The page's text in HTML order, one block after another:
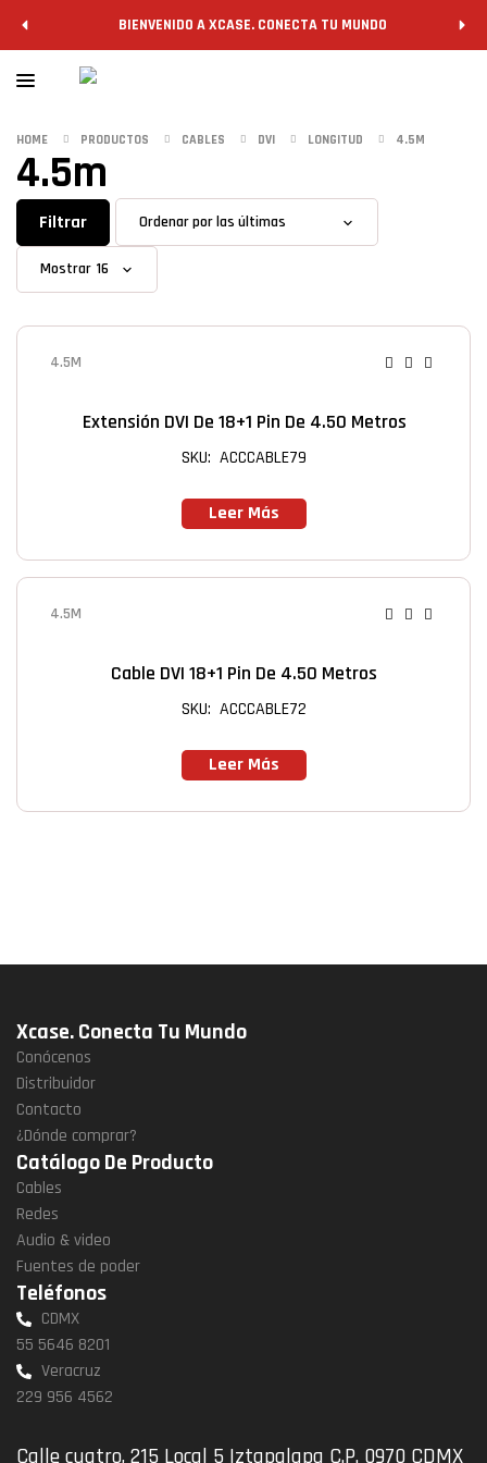
BIENVENIDO A XCASE. CONECTA TU MUNDO
HOME PRODUCTOS CABLES DVI LONGITUD 4.5M
4.5m
Filtrar
Mostrar
4.5M
Extensión DVI De 18+1 Pin De 4.50 Metros
SKU: ACCCABLE79
Leer Más
4.5M
Cable DVI 18+1 Pin De 4.50 Metros
SKU: ACCCABLE72
Leer Más
Xcase. Conecta Tu Mundo
Conócenos
Distribuidor
Contacto
¿Dónde comprar?
Catálogo De Producto
Cables
Redes
Audio & video
Fuentes de poder
Teléfonos
CDMX
55 5646 8201
Veracruz
229 956 4562
Calle cuatro, 215 Local 5 Iztapalapa C.P. 0970 CDMX